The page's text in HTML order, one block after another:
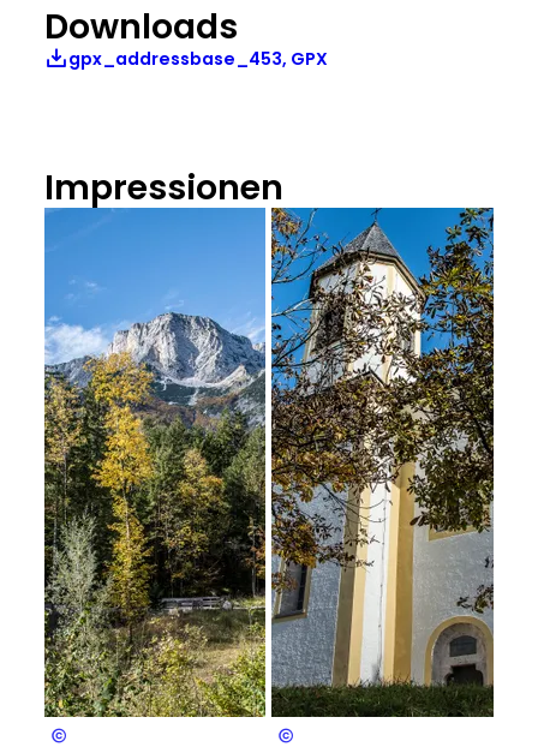
Downloads
gpx_addressbase_453, GPX
Impressionen
Bergerlebnis Berchtesgaden Bergerlebnis Berchtesgaden